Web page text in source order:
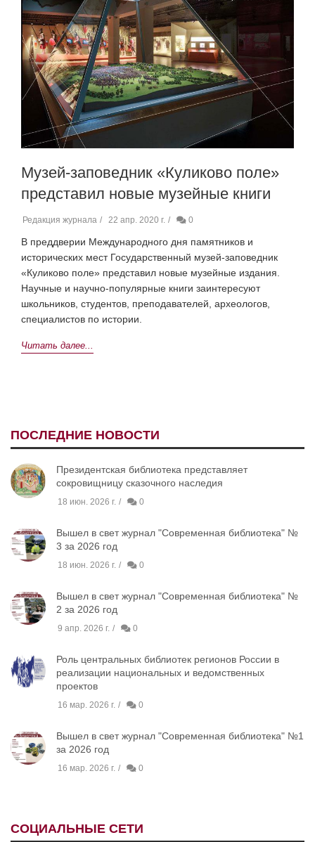
Музей-заповедник «Куликово поле»
представил новые музейные книги
Редакция журнала 22 апр. 2020 г. 0
В преддверии Международного дня памятников и
исторических мест Государственный музей-заповедник
«Куликово поле» представил новые музейные издания.
Научные и научно-популярные книги заинтересуют
школьников, студентов, преподавателей, археологов,
специалистов по истории.
Читать далее...
ПОСЛЕДНИЕ НОВОСТИ
Президентская библиотека представляет
сокровищницу сказочного наследия
18 июн. 2026 г. 0
Вышел в свет журнал "Современная библиотека" №
3 за 2026 год
18 июн. 2026 г. 0
Вышел в свет журнал "Современная библиотека" №
2 за 2026 год
9 апр. 2026 г. 0
Роль центральных библиотек регионов России в
реализации национальных и ведомственных
проектов
16 мар. 2026 г. 0
Вышел в свет журнал "Современная библиотека" №1
за 2026 год
16 мар. 2026 г. 0
СОЦИАЛЬНЫЕ СЕТИ